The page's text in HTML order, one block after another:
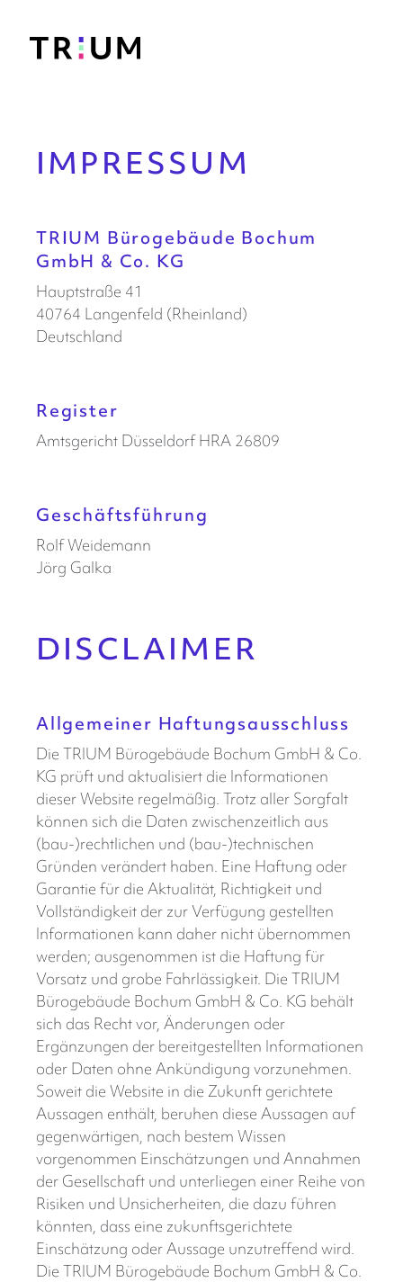
IMPRESSUM
TRIUM Bürogebäude Bochum
GmbH & Co. KG
Hauptstraße 41
40764 Langenfeld (Rheinland)
Deutschland
Register
Amtsgericht Düsseldorf HRA 26809
Geschäftsführung
Rolf Weidemann
Jörg Galka
DISCLAIMER
Allgemeiner Haftungsausschluss
Die TRIUM Bürogebäude Bochum GmbH & Co.
KG prüft und aktualisiert die Informationen
dieser Website regelmäßig. Trotz aller Sorgfalt
können sich die Daten zwischenzeitlich aus
(bau-)rechtlichen und (bau-)technischen
Gründen verändert haben. Eine Haftung oder
Garantie für die Aktualität, Richtigkeit und
Vollständigkeit der zur Verfügung gestellten
Informationen kann daher nicht übernommen
werden; ausgenommen ist die Haftung für
Vorsatz und grobe Fahrlässigkeit. Die TRIUM
Bürogebäude Bochum GmbH & Co. KG behält
sich das Recht vor, Änderungen oder
Ergänzungen der bereitgestellten Informationen
oder Daten ohne Ankündigung vorzunehmen.
Soweit die Website in die Zukunft gerichtete
Aussagen enthält, beruhen diese Aussagen auf
gegenwärtigen, nach bestem Wissen
vorgenommen Einschätzungen und Annahmen
der Gesellschaft und unterliegen einer Reihe von
Risiken und Unsicherheiten, die dazu führen
könnten, dass eine zukunftsgerichtete
Einschätzung oder Aussage unzutreffend wird.
Die TRIUM Bürogebäude Bochum GmbH & Co.